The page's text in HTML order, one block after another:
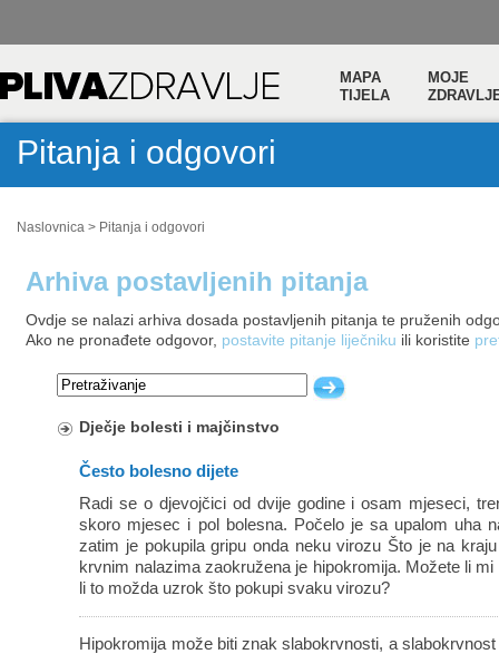
MAPA
TIJELA
MOJE
Pitanja i odgovori
Naslovnica > Pitanja i odgovori
Arhiva postavljenih pitanja
Ovdje se nalazi arhiva dosada postavljenih pitanja te pruženih
Ako ne pronađete odgovor, postavite pitanje liječniku ili koristite
Dječje bolesti i majčinstvo
Često bolesno dijete
Radi se o djevojčici od dvije godine i osam mjeseci,
skoro mjesec i pol bolesna. Počelo je sa upalom uha
zatim je pokupila gripu onda neku virozu Što je na
krvnim nalazima zaokružena je hipokromija. Možete li
li to možda uzrok što pokupi svaku virozu?
Hipokromija može biti znak slabokrvnosti, a